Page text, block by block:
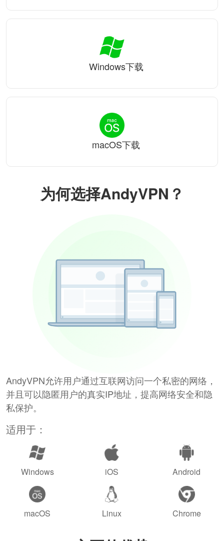
为何选择AndyVPN？
AndyVPN允许用户通过互联网访问一个私密的网络，
并且可以隐匿用户的真实IP地址，提高网络安全和隐
私保护。
适用于：
Windows iOS Android
macOS Linux Chrome
Windows下载
macOS下载